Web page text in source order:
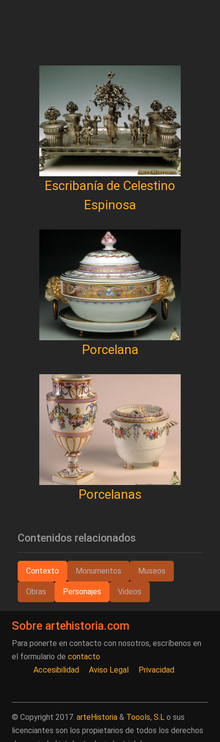
Escribanía de Celestino
Espinosa
Porcelana
Porcelanas
Contenidos relacionados
Contexto Monumentos Museos
Obras Personajes Videos
Sobre artehistoria.com
Para ponerte en contacto con nosotros, escríbenos en
el formulario de contacto
Accesibilidad
Aviso Legal Privacidad
© Copyright 2017. arteHistoria & Toools, S.L o sus
licenciantes son los propietarios de todos los derechos